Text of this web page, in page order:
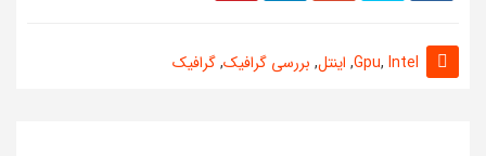
Gpu, Intel
, اینتل, بررسی گرافیک,گرافیک